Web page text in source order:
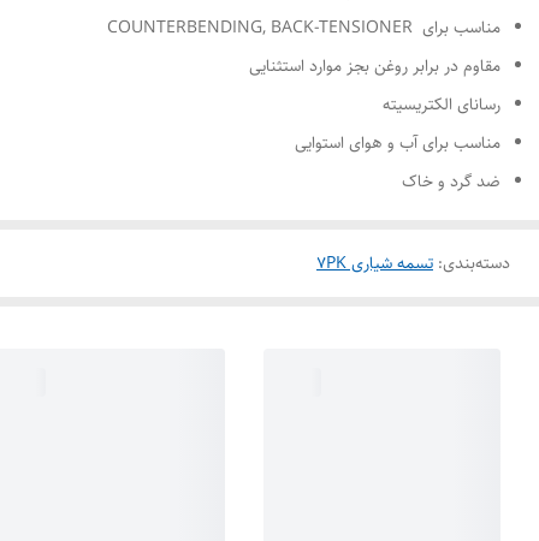
مناسب برای COUNTERBENDING, BACK-TENSIONER
مقاوم در برابر روغن بجز موارد استثنایی
رسانای الکتریسیته
مناسب برای آب و هوای استوایی
ضد گرد و خاک
دسته‌بندی: تسمه شیاری 7PK